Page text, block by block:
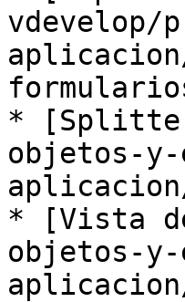
vdevelop/
*
objetos-
* [Vista
objetos-